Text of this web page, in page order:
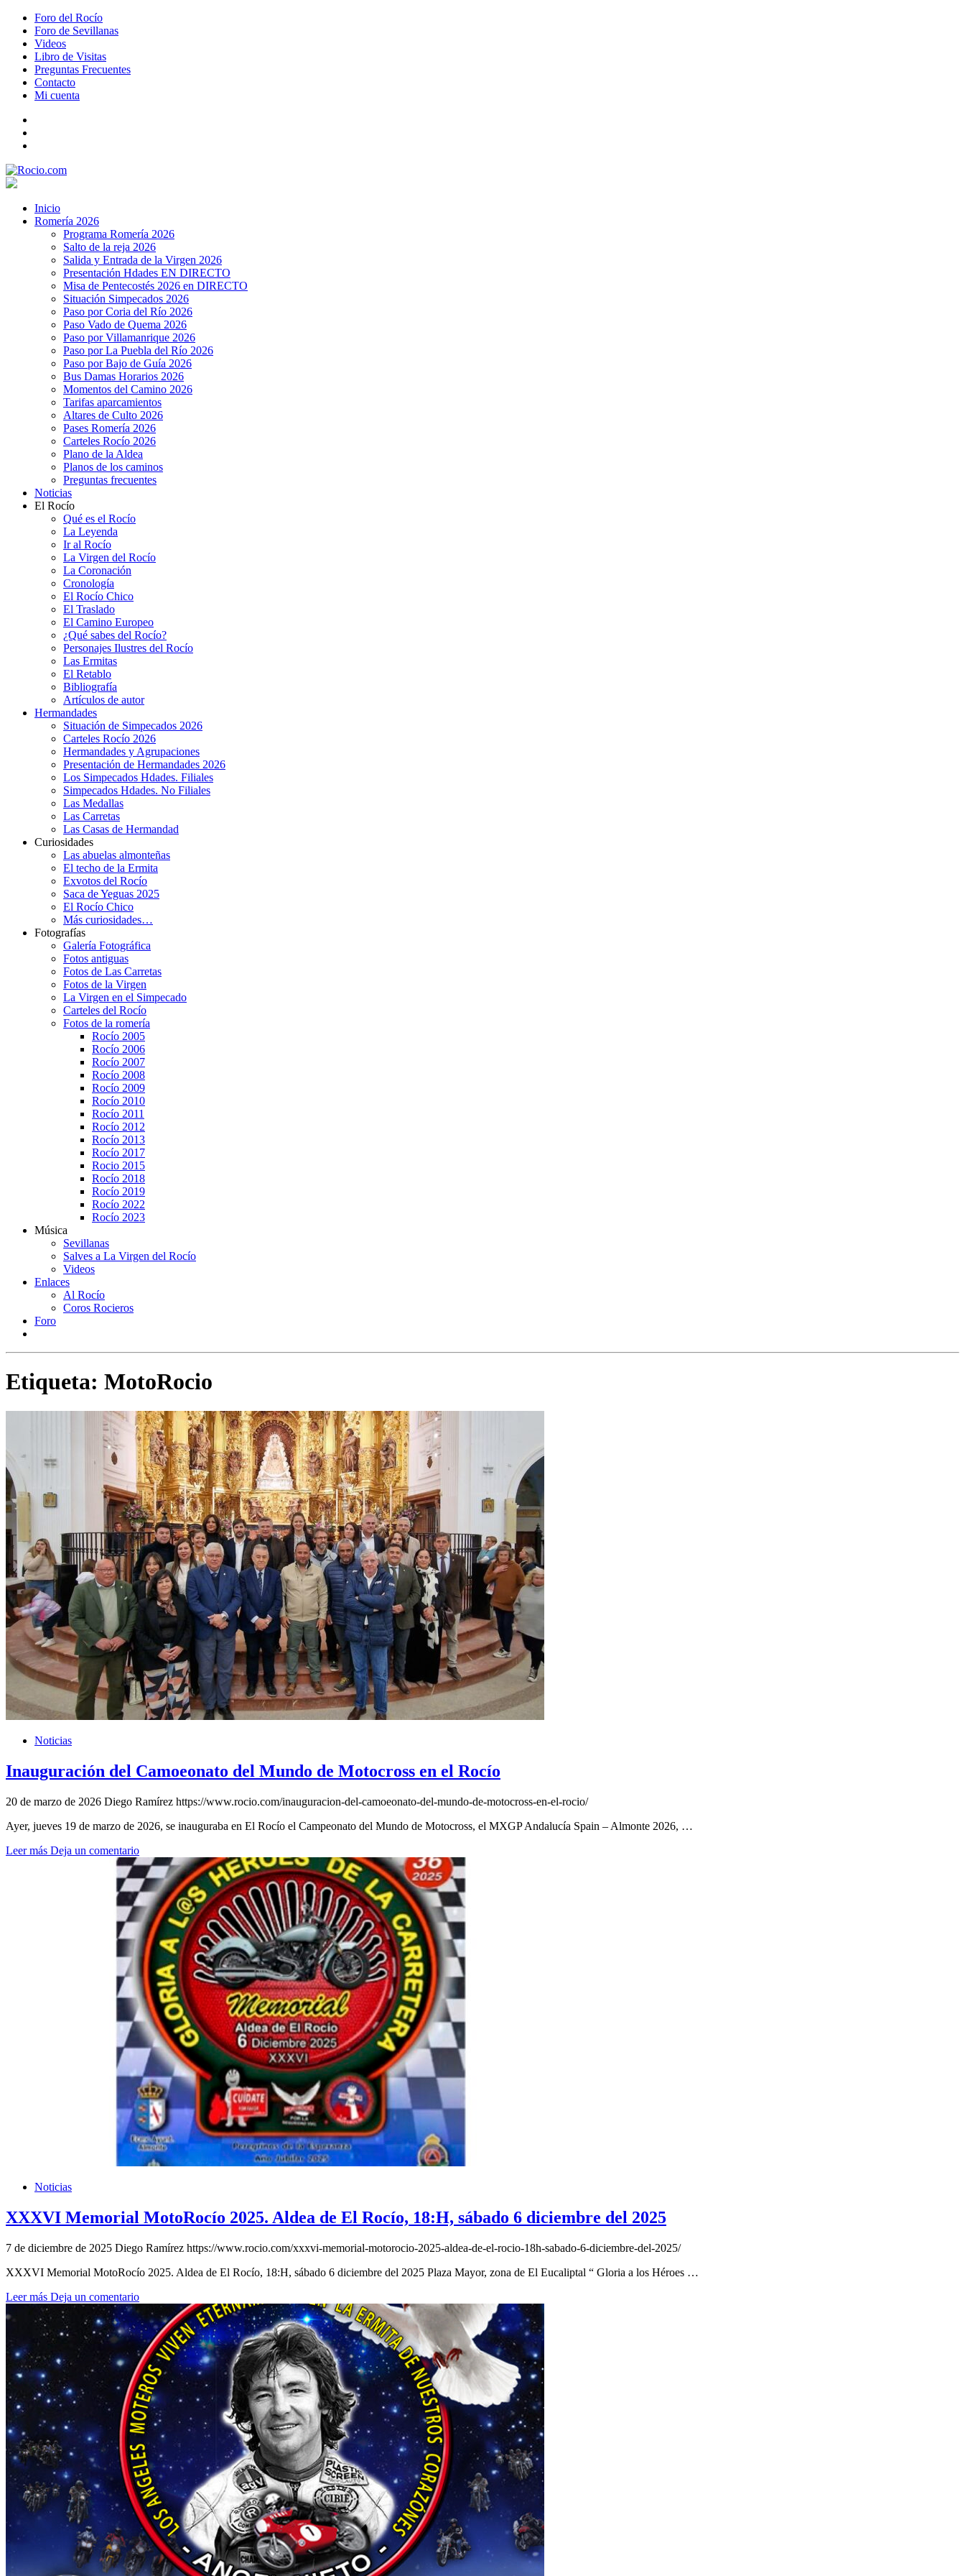
Foro del Rocío
Foro de Sevillanas
Videos
Libro de Visitas
Preguntas Frecuentes
Contacto
Mi cuenta
Inicio
Romería 2026
Programa Romería 2026
Salto de la reja 2026
Salida y Entrada de la Virgen 2026
Presentación Hdades EN DIRECTO
Misa de Pentecostés 2026 en DIRECTO
Situación Simpecados 2026
Paso por Coria del Río 2026
Paso Vado de Quema 2026
Paso por Villamanrique 2026
Paso por La Puebla del Río 2026
Paso por Bajo de Guía 2026
Bus Damas Horarios 2026
Momentos del Camino 2026
Tarifas aparcamientos
Altares de Culto 2026
Pases Romería 2026
Carteles Rocío 2026
Plano de la Aldea
Planos de los caminos
Preguntas frecuentes
Noticias
El Rocío
Qué es el Rocío
La Leyenda
Ir al Rocío
La Virgen del Rocío
La Coronación
Cronología
El Rocío Chico
El Traslado
El Camino Europeo
¿Qué sabes del Rocío?
Personajes Ilustres del Rocío
Las Ermitas
El Retablo
Bibliografía
Artículos de autor
Hermandades
Situación de Simpecados 2026
Carteles Rocío 2026
Hermandades y Agrupaciones
Presentación de Hermandades 2026
Los Simpecados Hdades. Filiales
Simpecados Hdades. No Filiales
Las Medallas
Las Carretas
Las Casas de Hermandad
Curiosidades
Las abuelas almonteñas
El techo de la Ermita
Exvotos del Rocío
Saca de Yeguas 2025
El Rocío Chico
Más curiosidades…
Fotografías
Galería Fotográfica
Fotos antiguas
Fotos de Las Carretas
Fotos de la Virgen
La Virgen en el Simpecado
Carteles del Rocío
Fotos de la romería
Rocío 2005
Rocío 2006
Rocío 2007
Rocío 2008
Rocío 2009
Rocío 2010
Rocío 2011
Rocío 2012
Rocío 2013
Rocío 2017
Rocio 2015
Rocío 2018
Rocío 2019
Rocío 2022
Rocío 2023
Música
Sevillanas
Salves a La Virgen del Rocío
Videos
Enlaces
Al Rocío
Coros Rocieros
Foro
Etiqueta: MotoRocio
Noticias
Inauguración del Camoeonato del Mundo de Motocross en el Rocío
20 de marzo de 2026 Diego Ramírez https://www.rocio.com/inauguracion-del-camoeonato-del-mundo-de-motocross-en-el-rocio/
Ayer, jueves 19 de marzo de 2026, se inauguraba en El Rocío el Campeonato del Mundo de Motocross, el MXGP Andalucía Spain – Almonte 2026, …
Leer más Deja un comentario
Noticias
XXXVI Memorial MotoRocío 2025. Aldea de El Rocío, 18:H, sábado 6 diciembre del 2025
7 de diciembre de 2025 Diego Ramírez https://www.rocio.com/xxxvi-memorial-motorocio-2025-aldea-de-el-rocio-18h-sabado-6-diciembre-del-2025/
XXXVI Memorial MotoRocío 2025. Aldea de El Rocío, 18:H, sábado 6 diciembre del 2025 Plaza Mayor, zona de El Eucaliptal “ Gloria a los Héroes …
Leer más Deja un comentario